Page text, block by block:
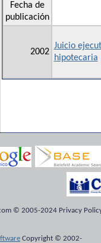
Fecha de
publicación
2002
Juicio
hipotecaria
© 2005-2024 Privacy
Copyright © 2002-